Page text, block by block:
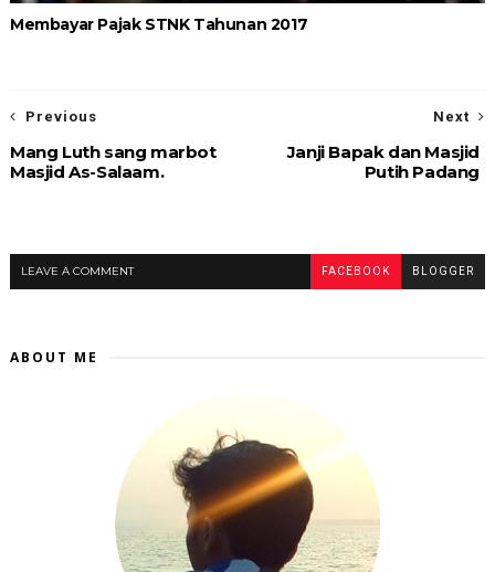
Membayar Pajak STNK Tahunan 2017
Next
Janji Bapak dan Masjid
Putih Padang
Previous
Mang Luth sang marbot
Masjid As-Salaam.
LEAVE A COMMENT FACEBOOK BLOGGER
ABOUT ME